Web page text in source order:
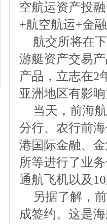
空航运资产投
+航空航运+金
航交所将在
游艇资产交易
产品，立志在2
亚洲地区有影
当天，前海
分行、农行前
港国际金融、
所等进行了业
通航飞机以及
另据了解，
成签约。这是